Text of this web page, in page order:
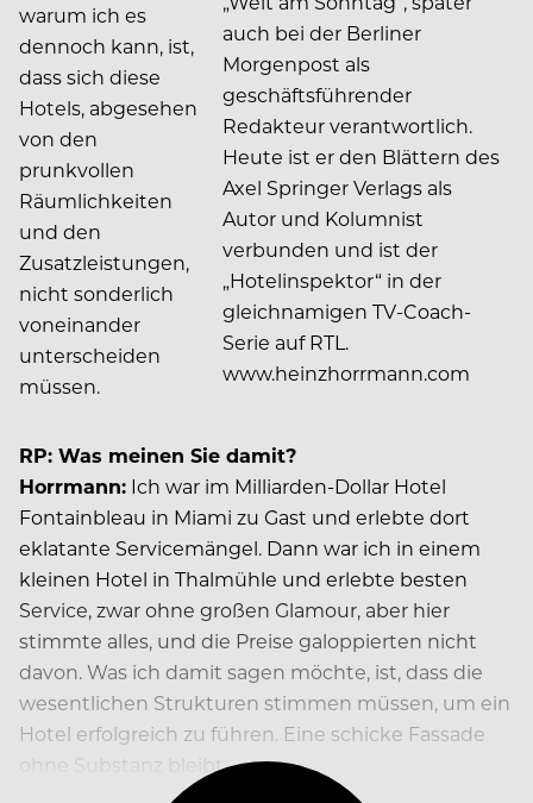
auch bei der Berliner
Morgenpost als
geschäftsführender
Redakteur verantwortlich.
Heute ist er den Blättern des
Axel Springer Verlags als
Autor und Kolumnist
verbunden und ist der
„Hotelinspektor“ in der
gleichnamigen TV-Coach-
Serie auf RTL.
www.heinzhorrmann.com
warum ich es
dennoch kann, ist,
dass sich diese
Hotels, abgesehen
von den
prunkvollen
Räumlichkeiten
und den
Zusatzleistungen,
nicht sonderlich
voneinander
unterscheiden
müssen.
RP: Was meinen Sie damit?
Horrmann: Ich war im Milliarden-Dollar Hotel
Fontainbleau in Miami zu Gast und erlebte dort
eklatante Servicemängel. Dann war ich in einem
kleinen Hotel in Thalmühle und erlebte besten
Service, zwar ohne großen Glamour, aber hier
stimmte alles, und die Preise galoppierten nicht
davon. Was ich damit sagen möchte, ist, dass die
wesentlichen Strukturen stimmen müssen, um ein
Hotel erfolgreich zu führen. Eine schicke Fassade
ohne Substanz bleibt…